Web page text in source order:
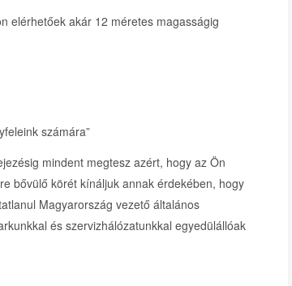
elérhetőek akár 12 méretes magasságig
számára”
mindent megtesz azért, hogy az Ön
bővülő körét kínáljuk annak érdekében, hogy
Magyarország vezető általános
és szervizhálózatunkkal egyedülállóak